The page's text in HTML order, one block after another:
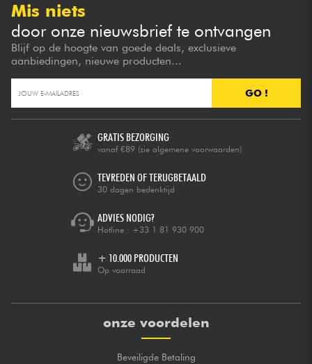
Mis niets
door onze nieuwsbrief te ontvangen
Blijf op de hoogte van goede deals, exclusieve
aanbiedingen, nieuwe producten...
GO !
GRATIS BEZORGING
vanaf €89 (zie algemene voorwaarden)
TEVREDEN OF TERUGBETAALD
30 dagen bedenktijd
ADVIES NODIG?
Hotline : +33 1 81 930 900
+ 10.000 PRODUCTEN
Op voorraad
onze voordelen
Beveiligde Betaling